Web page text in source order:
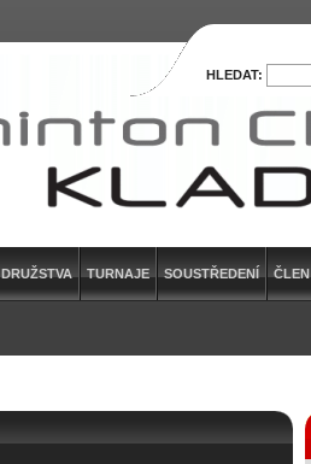
DRUŽSTVA TURNAJE SOUSTŘEDENÍ ČLEN
HLEDAT: